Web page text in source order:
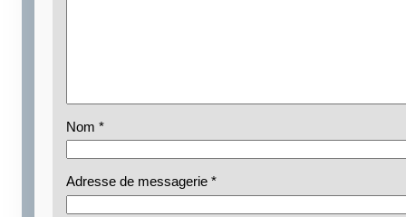
Nom*
Adresse de messagerie*